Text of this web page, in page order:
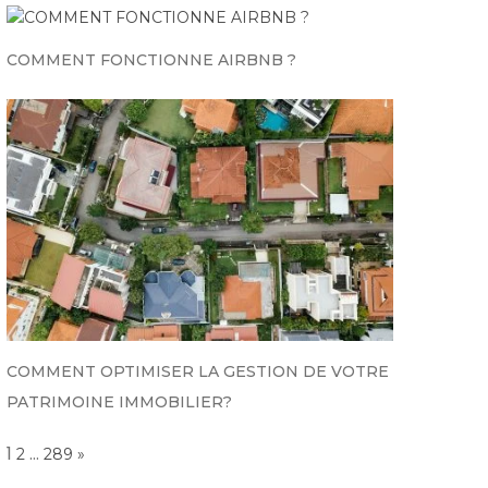
COMMENT FONCTIONNE AIRBNB ?
COMMENT OPTIMISER LA GESTION DE VOTRE
PATRIMOINE IMMOBILIER?
Page:
1 2 … 289 NEXT
»